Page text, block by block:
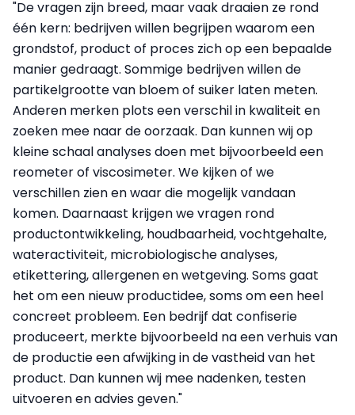
"De vragen zijn breed, maar vaak draaien ze rond
één kern: bedrijven willen begrijpen waarom een
grondstof, product of proces zich op een bepaalde
manier gedraagt. Sommige bedrijven willen de
partikelgrootte van bloem of suiker laten meten.
Anderen merken plots een verschil in kwaliteit en
zoeken mee naar de oorzaak. Dan kunnen wij op
kleine schaal analyses doen met bijvoorbeeld een
reometer of viscosimeter. We kijken of we
verschillen zien en waar die mogelijk vandaan
komen. Daarnaast krijgen we vragen rond
productontwikkeling, houdbaarheid, vochtgehalte,
wateractiviteit, microbiologische analyses,
etikettering, allergenen en wetgeving. Soms gaat
het om een nieuw productidee, soms om een heel
concreet probleem. Een bedrijf dat confiserie
produceert, merkte bijvoorbeeld na een verhuis van
de productie een afwijking in de vastheid van het
product. Dan kunnen wij mee nadenken, testen
uitvoeren en advies geven."